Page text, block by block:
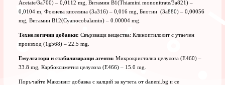
Acetate/3a700) – 0,0112 mg, Витамин В1(Thiamini mononitrate/3а821) –
0,0104 m, Фолиева киселина (3a316) – 0,016 mg, Биотин (3a880) – 0,00056
mg, Витамин В12(Cyanocobalamin) – 0.00004 mg.
Технологични добавки: Свързващи вещества: Клиноптилолит с утаечен
произход (1g568) – 22.5 mg.
Емулгатори и стабилизиращи агенти: Микрокристална целулоза (Е460) –
33.8 mg, Карбоксиметил целулоза (Е466) – 15.0 mg.
Поръчайте Максивит добавка с калций за кучета от daneni.bg и се